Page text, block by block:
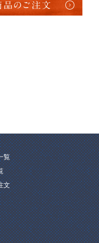
品のご注文
覧
文